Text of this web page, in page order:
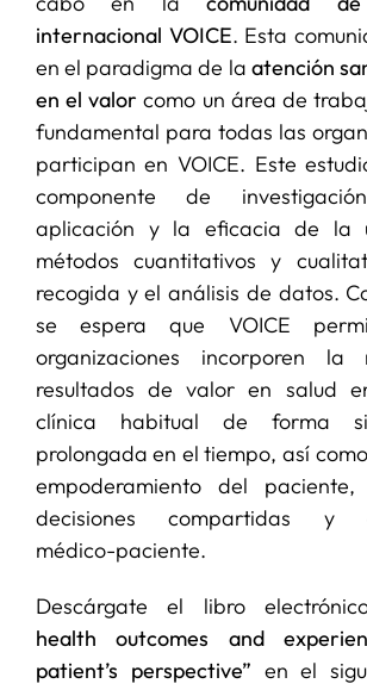
internacional VOICE. Esta
en el paradigma de la atención
en el valor como un área de
fundamental para todas las
participan en VOICE. Este
componente de
aplicación y la eficacia de la
métodos cuantitativos y
recogida y el análisis de datos.
se espera que VOICE
organizaciones incorporen la
resultados de valor en salud
clínica habitual de forma
prolongada en el tiempo, así
empoderamiento del
decisiones compartidas y
médico-paciente.
Descárgate el libro
health outcomes and
patient’s perspective” en el